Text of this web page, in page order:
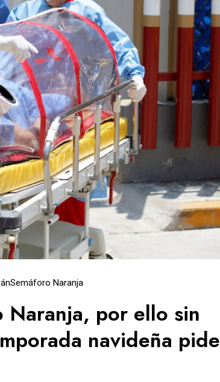
Semáforo Naranja
Naranja, por ello sin
navideña pide